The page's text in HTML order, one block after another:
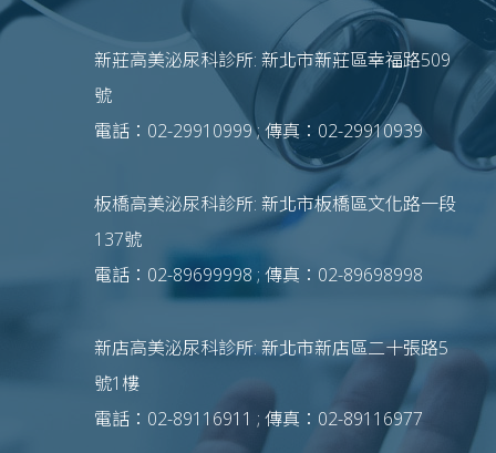
新莊高美泌尿科診所: 新北市新莊區幸福路509
號
電話：02-29910999 ; 傳真：02-29910939
板橋高美泌尿科診所: 新北市板橋區文化路一段
137號
電話：02-89699998 ; 傳真：02-89698998
新店高美泌尿科診所: 新北市新店區二十張路5
號1樓
電話：02-89116911 ; 傳真：02-89116977